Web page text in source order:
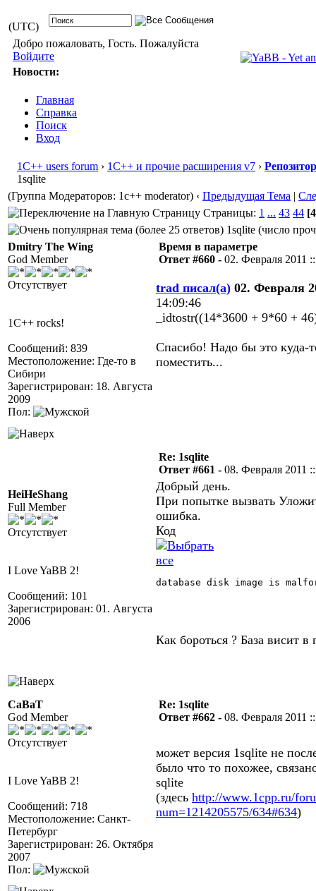
(UTC)
Добро пожаловать, Гость. Пожалуйста
Войдите
Новости:
Главная
Справка
Поиск
Вход
1С++ users forum › 1С++ и прочие расширения v7 ›
1sqlite
(Группа Модераторов: 1c++ moderator) ‹ Предыдущая Тема |
Страницы: 1 ... 43 44
1sqlite (число
Dmitry The Wing
God Member
Отсутствует
1C++ rocks!
Сообщений: 839
Местоположение: Где-то в
Сибири
Зарегистрирован: 18. Августа
2009
Пол:
Время в параметре
Ответ #660 - 02. Февраля 2011
trad писал(а) 02. Февраля
14:09:46
_idtostr((14*3600 + 9*60 +
Спасибо! Надо бы это куда-
поместить...
HeiHeShang
Full Member
Отсутствует
I Love YaBB 2!
Сообщений: 101
Зарегистрирован: 01. Августа
2006
Re: 1sqlite
Ответ #661 - 08. Февраля 2011
Добрый день.
При попытке вызвать
ошибка.
Код
database disk image is
Как бороться ? База висит в
CaBaT
God Member
Отсутствует
I Love YaBB 2!
Сообщений: 718
Местоположение: Санкт-
Петербург
Зарегистрирован: 26. Октября
2007
Пол:
Re: 1sqlite
Ответ #662 - 08. Февраля 2011
может версия 1sqlite не
было что то похожее,
sqlite
(здесь http://www.1cpp.ru/
num=1214205575/634#634)